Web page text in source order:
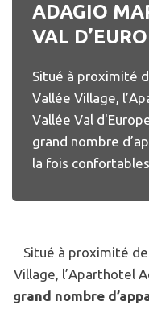
ADAGIO
VAL
Situé à proximité
Vallée Village,
Vallée Val
grand nombre
la fois
Situé à proximité
Village, l’Aparthotel
grand nombre